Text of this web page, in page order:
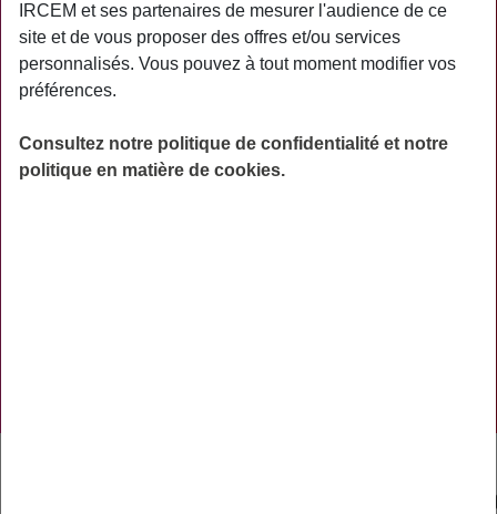
PRATIQUE
ACTUALITÉS
ASSURANCES
PRÉVOYANCE
RETRAITE
IRCEM et ses partenaires de mesurer l'audience de ce
site et de vous proposer des offres et/ou services
personnalisés. Vous pouvez à tout moment modifier vos
préférences.
Consultez notre politique de confidentialité et notre
politique en matière de cookies.